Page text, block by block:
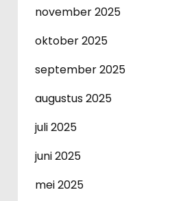
november 2025
oktober 2025
september 2025
augustus 2025
juli 2025
juni 2025
mei 2025